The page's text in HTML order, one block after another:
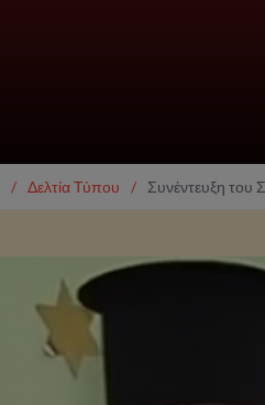
/ Δελτία Τύπου / Συνέντευξη του